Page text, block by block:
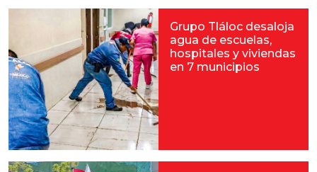
Grupo Tláloc desaloja
agua de escuelas,
hospitales y viviendas
en 7 municipios